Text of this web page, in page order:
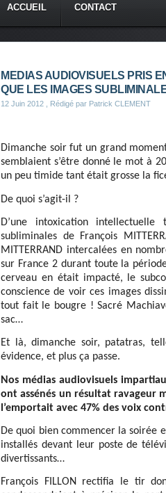
ACCUEIL CONTACT
MEDIAS AUDIOVISUELS PRIS
QUE LES IMAGES
12 Juin 2012 , Rédigé par Patrick CLEMENT
Dimanche soir fut un grand
semblaient s’être donné le mot à
un peu timide tant était grosse la
De quoi s’agit-il ?
D’une intoxication
subliminales de François
MITTERRAND intercalées en
sur France 2 durant toute la
cerveau en était impacté, le
conscience de voir ces images
tout fait le bougre ! Sacré
sac…
Et là, dimanche soir, patatras,
évidence, et plus ça passe.
Nos médias audiovisuels
ont assénés un résultat ravageur
l’emportait avec 47% des voix
De quoi bien commencer la soirée
installés devant leur poste de
divertissants…
François FILLON rectifia le tir